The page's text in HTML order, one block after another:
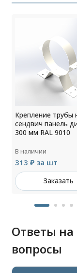
Крепление трубы
сендвич панель
300 мм RAL 9010
В наличии
313 ₽ за шт
Заказать
Ответы на
вопросы